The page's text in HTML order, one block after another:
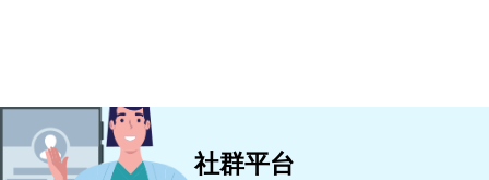
社群平台